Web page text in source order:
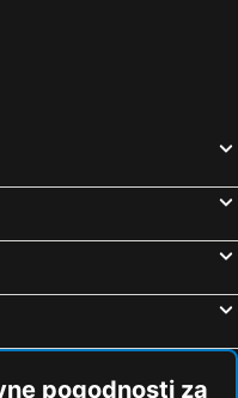
pogodnosti za